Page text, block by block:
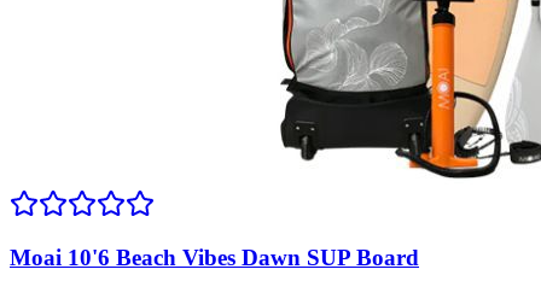
Moai 10'6 Beach Vibes Dawn SUP Board